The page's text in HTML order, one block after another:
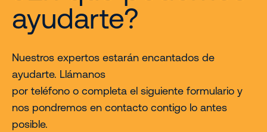
ayudarte?
Nuestros expertos estarán encantados de
ayudarte. Llámanos
por teléfono o completa el siguiente formulario y
nos pondremos en contacto contigo lo antes
posible.